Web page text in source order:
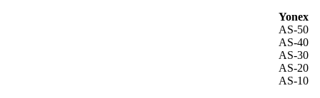
Yonex
AS-50
AS-40
AS-30
AS-20
AS-10